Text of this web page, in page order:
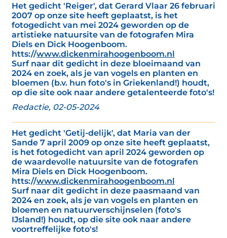
Het gedicht 'Reiger', dat Gerard Vlaar 26 februari
2007 op onze site heeft geplaatst, is het
fotogedicht van mei 2024 geworden op de
artistieke natuursite van de fotografen Mira
Diels en Dick Hoogenboom.
htts://www.dickenmirahoogenboom.nl
Surf naar dit gedicht in deze bloeimaand van
2024 en zoek, als je van vogels en planten en
bloemen (b.v. hun foto's in Griekenland!) houdt,
op die site ook naar andere getalenteerde foto's!
Redactie, 02-05-2024
Het gedicht 'Getij-delijk', dat Maria van der
Sande 7 april 2009 op onze site heeft geplaatst,
is het fotogedicht van april 2024 geworden op
de waardevolle natuursite van de fotografen
Mira Diels en Dick Hoogenboom.
htts://www.dickenmirahoogenboom.nl
Surf naar dit gedicht in deze paasmaand van
2024 en zoek, als je van vogels en planten en
bloemen en natuurverschijnselen (foto's
IJsland!) houdt, op die site ook naar andere
voortreffelijke foto's!